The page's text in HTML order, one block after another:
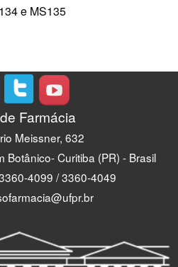
e MS135
Farmácia
Meissner, 632
170 - Jardim Botânico- Curitiba (PR) - Brasil
4099 / 3360-4049